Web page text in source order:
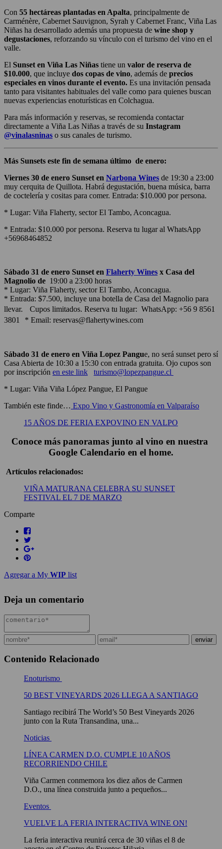
Con 55 hectáreas plantadas en Apalta, principalmente de
Carménère, Cabernet Sauvignon, Syrah y Cabernet Franc, Viña Las
Niñas ha desarrollado además una propuesta de wine shop y
degustaciones, reforzando su vínculo con el turismo del vino en el
valle.
El Sunset en Viña Las Niñas tiene un valor de reserva de
$10.000, que incluye dos copas de vino, además de precios
especiales en vinos durante el evento. Es una invitación pensada
tanto para visitantes habituales del valle como para quienes buscan
nuevas experiencias enoturísticas en Colchagua.
Para más información y reservas, se recomienda contactar
directamente a Viña Las Niñas a través de su Instagram
@vinalasninas o sus canales de turismo.
Más Sunsets este fin de semana último de enero:
Viernes 30 de enero Sunset en Narbona Wines de 19:30 a 23:00
muy cerquita de Quillota. Habrá degustación, buena música, barra
de coctelería y cositas para comer. Entrada: $10.000 por persona.
* Lugar: Viña Flaherty, sector El Tambo, Aconcagua.
* Entrada: $10.000 por persona. Reserva tu lugar al WhatsApp
+56968464852
Sábado 31 de enero Sunset en Flaherty Wines x Casa del
Magnolio de 19:00 a 23:00 horas
* Lugar: Viña Flaherty, sector El Tambo, Aconcagua.
* Entrada: $7.500, incluye una botella de Casa del Magnolio para
llevar. Cupos limitados. Reserva tu lugar: WhatsApp: +56 9 8561
3801 * Email: reservas@flahertywines.com
Sábado 31 de enero en Viña Lopez Pangue, no será sunset pero sí
Casa Abierta de 10:30 a 15:30 con entrada gratuita. Ojo cupos son
por inscripción en este link
turismo@lopezpangue.cl
* Lugar: Viña Viña López Pangue, El Pangue
También este finde… Expo Vino y Gastronomía en Valparaíso
15 AÑOS DE FERIA EXPOVINO EN VALPO
Conoce más panoramas junto al vino en nuestra
Google Calendario en el home.
Artículos relacionados:
VIÑA MATURANA CELEBRA SU SUNSET
FESTIVAL EL 7 DE MARZO
Comparte
Agregar a My WIP list
Deja un comentario
Contenido Relacionado
Enoturismo
50 BEST VINEYARDS 2026 LLEGA A SANTIAGO
Santiago recibirá The World’s 50 Best Vineyards 2026
junto con la Ruta Transandina, una...
Noticias
LÍNEA CARMEN D.O. CUMPLE 10 AÑOS
RECORRIENDO CHILE
Viña Carmen conmemora los diez años de Carmen
D.O., una línea construida junto a pequeños...
Eventos
VUELVE LA FERIA INTERACTIVA WINE ON!
La feria interactiva reunirá cerca de 30 viñas el 8 de